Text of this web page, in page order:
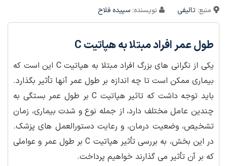
منبع: تالیفی نویسنده: سپیده فلاح
طول عمر افراد مبتلا به هپاتیت C
یکی از نگرانی های بزرگ افراد مبتلا به هپاتیت C این است که
بیماری ممکن است تا چه اندازه بر طول عمر آنها تأثیر بگذارد.
باید توجه داشت که تاثیر هپاتیت C بر طول عمر بستگی به
چندین عامل مختلف دارد، از جمله نوع و شدت بیماری، زمان
تشخیص، وضعیت درمان، و رعایت دستورالعمل های پزشک.
در این بخش، به بررسی تأثیر هپاتیت C بر طول عمر و عواملی
که بر آن تأثیر می گذارند خواهیم پرداخت.